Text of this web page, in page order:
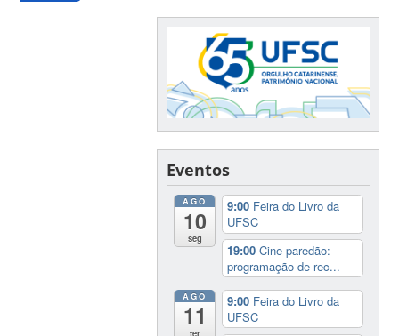
Eventos
AGO
10
seg
9:00 Feira do Livro da
UFSC
19:00Cine paredão:
programação de rec...
AGO
11
ter
9:00 Feira do Livro da
UFSC